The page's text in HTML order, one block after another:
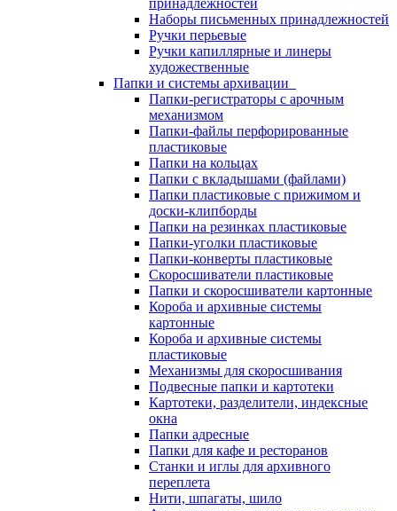
принадлежностей
Наборы письменных принадлежностей
Ручки перьевые
Ручки капиллярные и линеры
художественные
Папки и системы архивации
Папки-регистраторы с арочным
механизмом
Папки-файлы перфорированные
пластиковые
Папки на кольцах
Папки с вкладышами (файлами)
Папки пластиковые с прижимом и
доски-клипборды
Папки на резинках пластиковые
Папки-уголки пластиковые
Папки-конверты пластиковые
Скоросшиватели пластиковые
Папки и скоросшиватели картонные
Короба и архивные системы
картонные
Короба и архивные системы
пластиковые
Механизмы для скоросшивания
Подвесные папки и картотеки
Картотеки, разделители, индексные
окна
Папки адресные
Папки для кафе и ресторанов
Станки и иглы для архивного
переплета
Нити, шпагаты, шило